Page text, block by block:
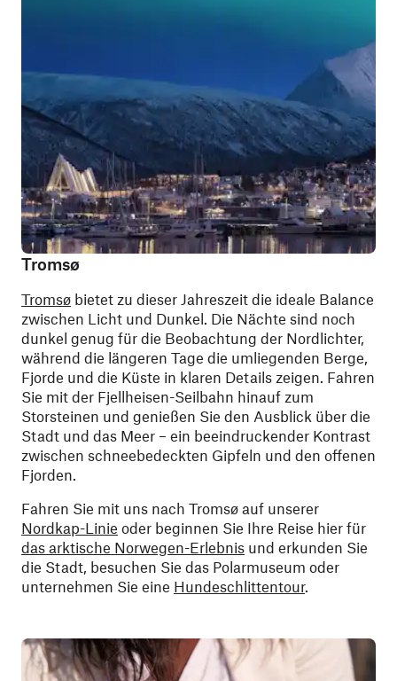
Tromsø
Tromsø bietet zu dieser Jahreszeit die ideale Balance
zwischen Licht und Dunkel. Die Nächte sind noch
dunkel genug für die Beobachtung der Nordlichter,
während die längeren Tage die umliegenden Berge,
Fjorde und die Küste in klaren Details zeigen. Fahren
Sie mit der Fjellheisen-Seilbahn hinauf zum
Storsteinen und genießen Sie den Ausblick über die
Stadt und das Meer – ein beeindruckender Kontrast
zwischen schneebedeckten Gipfeln und den offenen
Fjorden.
Fahren Sie mit uns nach Tromsø auf unserer
Nordkap-Linie oder beginnen Sie Ihre Reise hier für
das arktische Norwegen-Erlebnis und erkunden Sie
die Stadt, besuchen Sie das Polarmuseum oder
unternehmen Sie eine Hundeschlittentour.